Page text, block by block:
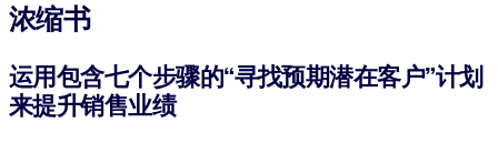
浓缩书
运用包含七个步骤的“寻找预期潜在客户”计划
来提升销售业绩